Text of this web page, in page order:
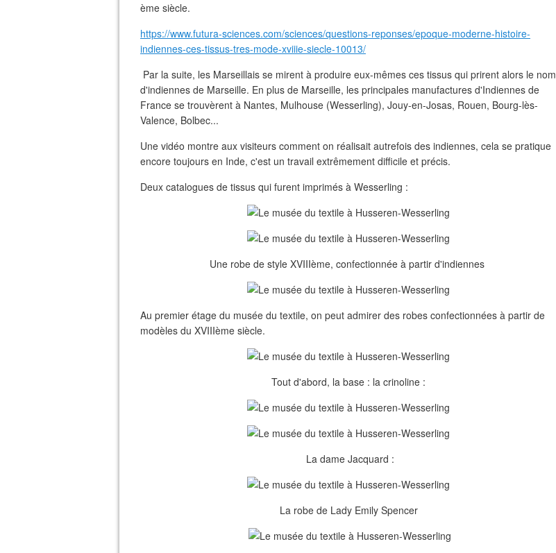
ème siècle.
https://www.futura-sciences.com/sciences/questions-reponses/epoque-moderne-histoire-
indiennes-ces-tissus-tres-mode-xviiie-siecle-10013/
Par la suite, les Marseillais se mirent à produire eux-mêmes ces tissus qui prirent alors le nom
d'indiennes de Marseille. En plus de Marseille, les principales manufactures d'Indiennes de
France se trouvèrent à Nantes, Mulhouse (Wesserling), Jouy-en-Josas, Rouen, Bourg-lès-
Valence, Bolbec...
Une vidéo montre aux visiteurs comment on réalisait autrefois des indiennes, cela se pratique
encore toujours en Inde, c'est un travail extrêmement difficile et précis.
Deux catalogues de tissus qui furent imprimés à Wesserling :
Une robe de style XVIIIème, confectionnée à partir d'indiennes
Au premier étage du musée du textile, on peut admirer des robes confectionnées à partir de
modèles du XVIIIème siècle.
Tout d'abord, la base : la crinoline :
La dame Jacquard :
La robe de Lady Emily Spencer